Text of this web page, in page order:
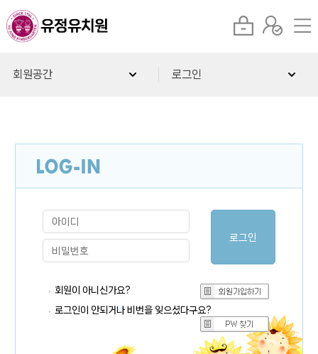
회원공간 로그인
회원이 아니신가요?
로그인이 안되거나 비번을 잊으셨다구요?